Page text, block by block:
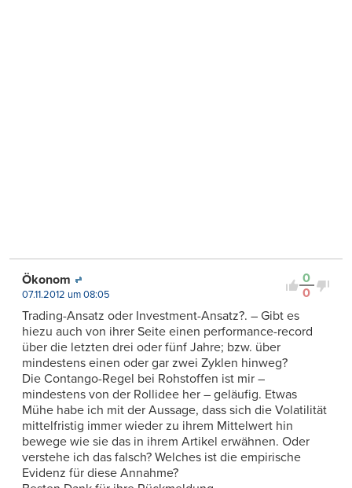
0
0
Ökonom
07.11.2012 um 08:05
Trading-Ansatz oder Investment-Ansatz?. – Gibt es
hiezu auch von ihrer Seite einen performance-record
über die letzten drei oder fünf Jahre; bzw. über
mindestens einen oder gar zwei Zyklen hinweg?
Die Contango-Regel bei Rohstoffen ist mir –
mindestens von der Rollidee her – geläufig. Etwas
Mühe habe ich mit der Aussage, dass sich die Volatilität
mittelfristig immer wieder zu ihrem Mittelwert hin
bewege wie sie das in ihrem Artikel erwähnen. Oder
verstehe ich das falsch? Welches ist die empirische
Evidenz für diese Annahme?